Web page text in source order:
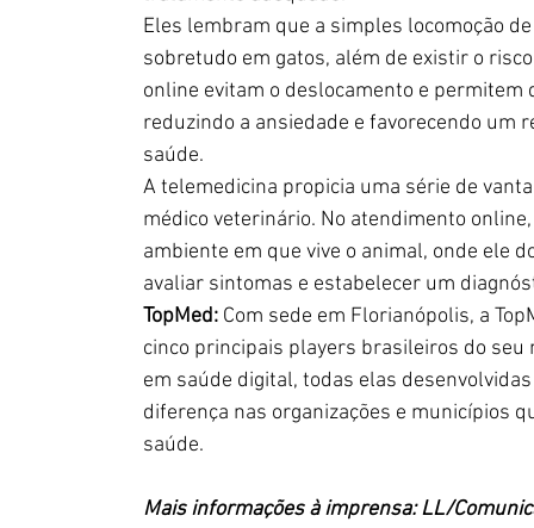
Eles lembram que a simples locomoção
sobretudo em gatos, além de existir o
online evitam o deslocamento e
reduzindo a ansiedade e favorecendo
saúde.
A telemedicina propicia uma série de
médico veterinário. No atendimento
ambiente em que vive o animal, onde ele
avaliar sintomas e estabelecer um
TopMed: Com sede em Florianópolis, a
cinco principais players brasileiros do
em saúde digital, todas elas
diferença nas organizações e municípios
saúde.
Mais informações à imprensa: LL/